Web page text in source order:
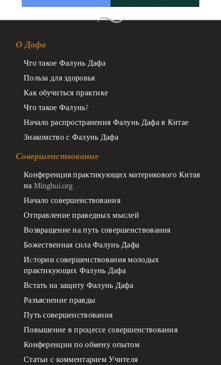
О Дафа
Что такое Фалунь Дафа
Польза для здоровья
Как обучиться практике
Что такое Фалунь?
Начало распространения Фалунь Дафа в Китае
Знакомство с Фалунь Дафа
Совершенствование
Конференция практикующих материкового Китая
на Minghui.org
Начало совершенствования
Отправление праведных мыслей
Возвращение на путь совершенствования
Божественная сила Фалунь Дафа
Иcтории совершенствования молодых
практикующих Фалунь Дафа
Встать на защиту Фалунь Дафа
Разъяснение правды
Путь совершенствования
Повышение в процессе совершенствования
Конференции по обмену опытом
Статьи с комментарием Учителя